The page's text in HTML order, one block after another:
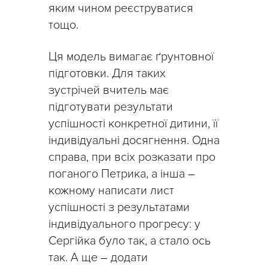
яким чином реєструватися
тощо.
Ця модель вимагає ґрунтовної
підготовки. Для таких
зустрічей вчитель має
підготувати результати
успішності конкретної дитини, її
індивідуальні досягнення. Одна
справа, при всіх розказати про
поганого Петрика, а інша –
кожному написати лист
успішності з результатами
індивідуального прогресу: у
Сергійка було так, а стало ось
так. А ще – додати